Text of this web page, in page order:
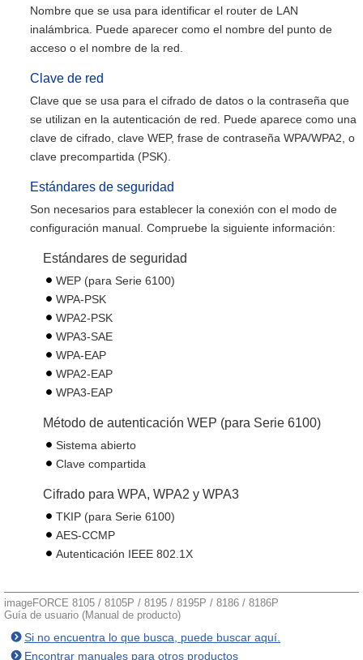
Nombre que se usa para identificar el router de LAN
inalámbrica. Puede aparecer como el nombre del punto de
acceso o el nombre de la red.
Clave de red
Clave que se usa para el cifrado de datos o la contraseña que
se utilizan en la autenticación de red. Puede aparece como una
clave de cifrado, clave WEP, frase de contraseña WPA/WPA2, o
clave precompartida (PSK).
Estándares de seguridad
Son necesarios para establecer la conexión con el modo de
configuración manual. Compruebe la siguiente información:
Estándares de seguridad
WEP (para Serie 6100)
WPA-PSK
WPA2-PSK
WPA3-SAE
WPA-EAP
WPA2-EAP
WPA3-EAP
Método de autenticación WEP (para Serie 6100)
Sistema abierto
Clave compartida
Cifrado para WPA, WPA2 y WPA3
TKIP (para Serie 6100)
AES-CCMP
Autenticación IEEE 802.1X
imageFORCE 8105 / 8105P / 8195 / 8195P / 8186 / 8186P
Guía de usuario (Manual de producto)
Si no encuentra lo que busca, puede buscar aquí.
Encontrar manuales para otros productos